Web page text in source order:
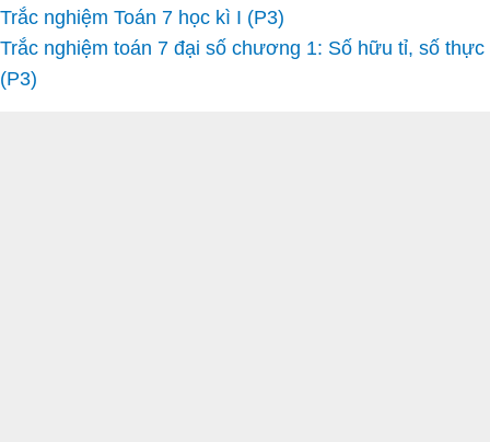
Trắc nghiệm Toán 7 học kì I (P3)
Trắc nghiệm toán 7 đại số chương 1: Số hữu tỉ, số thực
(P3)